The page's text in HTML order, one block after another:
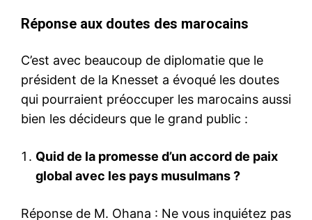
Réponse aux doutes des marocains
C’est avec beaucoup de diplomatie que le
président de la Knesset a évoqué les doutes
qui pourraient préoccuper les marocains aussi
bien les décideurs que le grand public :
Quid de la promesse d’un accord de paix
global avec les pays musulmans ?
Réponse de M. Ohana : Ne vous inquiétez pas